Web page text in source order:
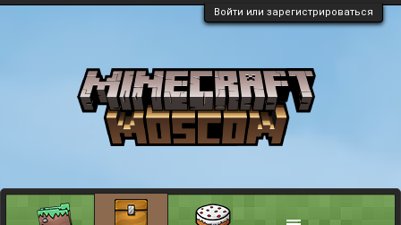
Войти или зарегистрироваться